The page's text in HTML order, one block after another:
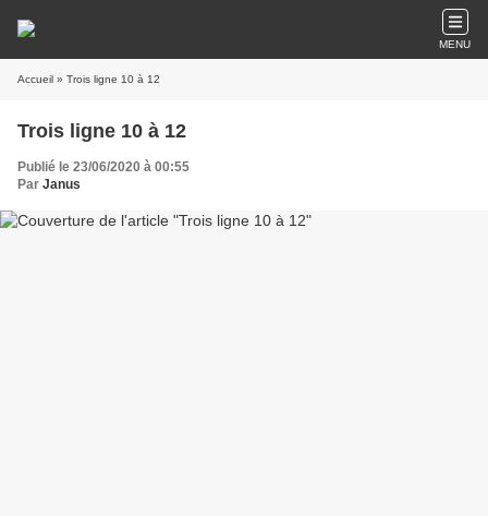
MENU
Accueil » Trois ligne 10 à 12
Trois ligne 10 à 12
Publié le 23/06/2020 à 00:55
Par Janus